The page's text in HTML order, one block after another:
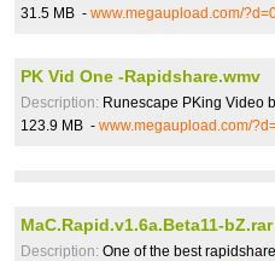
31.5 MB - www.megaupload.com/
PK Vid One -Rapidshare.wmv
Description: Runescape PKing Video
123.9 MB - www.megaupload.com/
MaC.Rapid.v1.6a.Beta11-bZ.rar
Description: One of the best